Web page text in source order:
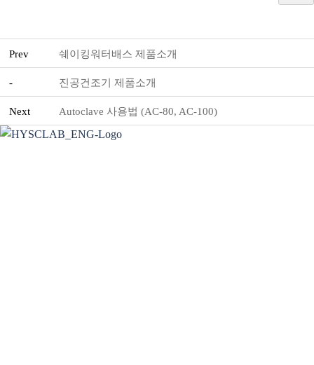
Prev 쉐이킹워터배스 제품소개
- 진공건조기 제품소개
Next Autoclave 사용법 (AC-80, AC-100)